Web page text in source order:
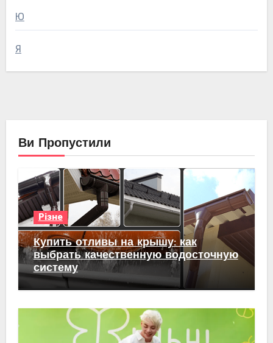
Ю
Я
Ви Пропустили
Різне
Купить отливы на крышу: как
выбрать качественную водосточную
систему